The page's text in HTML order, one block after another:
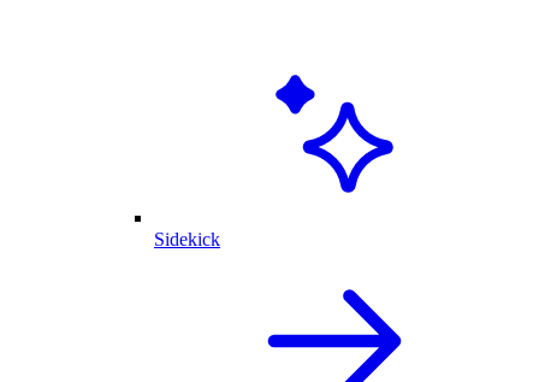
Sidekick